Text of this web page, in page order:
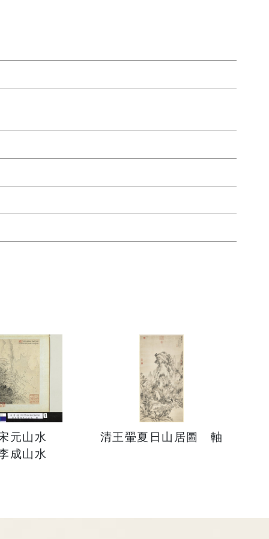
元山水
成山水
清王翬夏日山居圖 軸